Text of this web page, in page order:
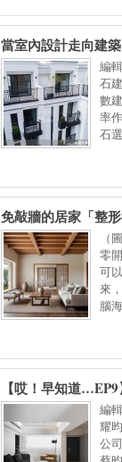
當室內設計走向建
空間與生活
編
石
數
率
石
免敲牆的居家「整
流程
（
零
可
來
腦
【哎！早知道
五房？格局砍掉重
排，理想格局直接
編
耀
公